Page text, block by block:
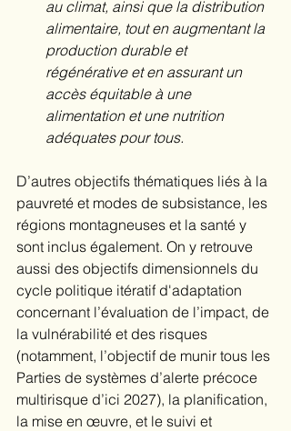
au climat, ainsi que la distribution
alimentaire, tout en augmentant la
production durable et
régénérative et en assurant un
accès équitable à une
alimentation et une nutrition
adéquates pour tous.
D’autres objectifs thématiques liés à la
pauvreté et modes de subsistance, les
régions montagneuses et la santé y
sont inclus également. On y retrouve
aussi des objectifs dimensionnels du
cycle politique itératif d'adaptation
concernant l’évaluation de l’impact, de
la vulnérabilité et des risques
(notamment, l’objectif de munir tous les
Parties de systèmes d’alerte précoce
multirisque d’ici 2027), la planification,
la mise en œuvre, et le suivi et